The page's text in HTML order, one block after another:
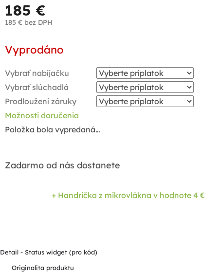
185 €
185 € bez DPH
cena:
Vyprodáno
Vybrať nabíjačku
Vybrať slúchadlá
Prodloužení záruky
Možnosti doručenia
Položka bola vypredaná…
Zadarmo od nás dostanete
+ Handrička z mikrovlákna v hodnote 4 €
Detail - Status widget (pro kód)
Originalita produktu